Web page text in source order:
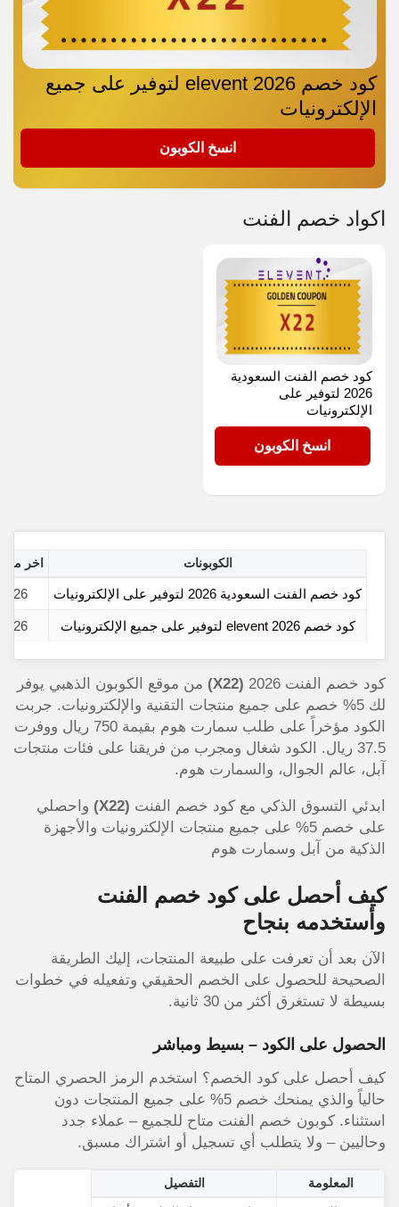
كود خصم elevent 2026 لتوفير على جميع
الإلكترونيات
انسخ الكوبون
اكواد خصم الفنت
كود خصم الفنت السعودية
2026 لتوفير على
الإلكترونيات
انسخ الكوبون
الكوبونات اخر مره
كود خصم الفنت السعودية 2026 لتوفير على الإلكترونيات
كود خصم elevent 2026 لتوفير على جميع الإلكترونيات
كود خصم الفنت 2026 (X22)
من موقع الكوبون الذهبي يوفر
لك 5% خصم على جميع منتجات التقنية والإلكترونيات. جربت
الكود مؤخراً على طلب سمارت هوم بقيمة 750 ريال ووفرت
37.5 ريال. الكود شغال ومجرب من فريقنا على فئات منتجات
آبل، عالم الجوال، والسمارت هوم.
ابدئي التسوق الذكي مع كود خصم الفنت (X22)
واحصلي
على خصم 5% على جميع منتجات الإلكترونيات والأجهزة
الذكية من آبل وسمارت هوم
كيف أحصل على كود خصم الفنت
وأستخدمه بنجاح
الآن بعد أن تعرفت على طبيعة المنتجات، إليك الطريقة
الصحيحة للحصول على الخصم الحقيقي وتفعيله في خطوات
بسيطة لا تستغرق أكثر من 30 ثانية.
الحصول على الكود – بسيط ومباشر
كيف أحصل على كود الخصم؟ استخدم الرمز الحصري المتاح
حالياً والذي يمنحك خصم 5% على جميع المنتجات دون
استثناء. كوبون خصم الفنت متاح للجميع – عملاء جدد
وحاليين – ولا يتطلب أي تسجيل أو اشتراك مسبق.
المعلومة التفصيل